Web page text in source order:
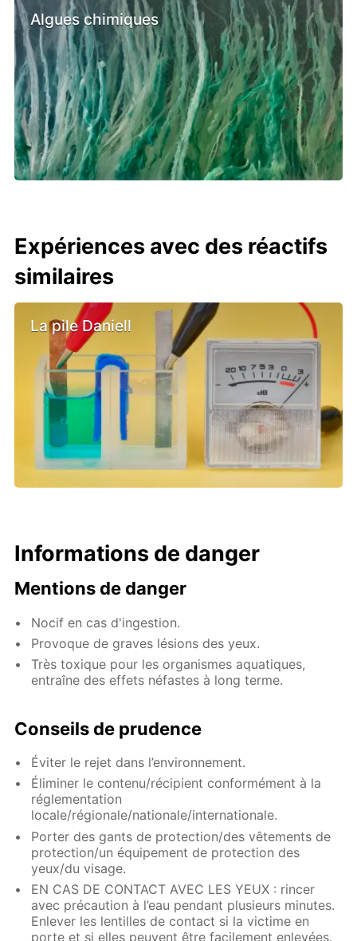
Algues chimiques
Expériences avec des réactifs
similaires
La pile Daniell
Informations de danger
Mentions de danger
Nocif en cas d'ingestion.
Provoque de graves lésions des yeux.
Très toxique pour les organismes aquatiques,
entraîne des effets néfastes à long terme.
Conseils de prudence
Éviter le rejet dans l’environnement.
Éliminer le contenu/récipient conformément à la
réglementation
locale/régionale/nationale/internationale.
Porter des gants de protection/des vêtements de
protection/un équipement de protection des
yeux/du visage.
EN CAS DE CONTACT AVEC LES YEUX : rincer
avec précaution à l’eau pendant plusieurs minutes.
Enlever les lentilles de contact si la victime en
porte et si elles peuvent être facilement enlevées.